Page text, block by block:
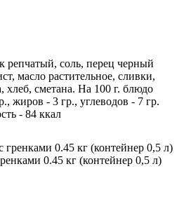
репчатый, соль, перец черный
масло растительное, сливки,
сметана. На 100 г. блюдо
жиров - 3 гр., углеводов - 7 гр.
- 84 ккал
0.45 кг (контейнер 0,5 л)